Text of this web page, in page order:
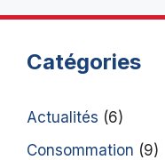
Catégories
Actualités (6)
Consommation (9)